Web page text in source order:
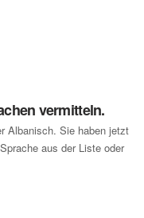
vermitteln.
Albanisch. Sie haben jetzt
aus der Liste oder